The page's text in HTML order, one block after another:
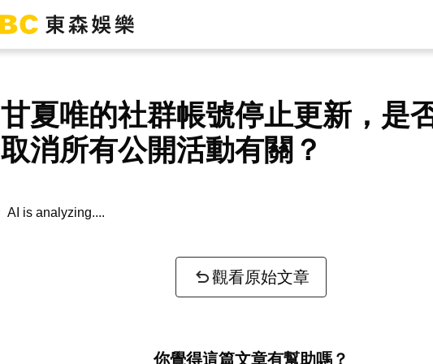
甘夏唯的社群帳號停止更新，是
取消所有公開活動有關？
AI is analyzing...
觀看原始文章
你覺得這篇文章有幫助嗎？